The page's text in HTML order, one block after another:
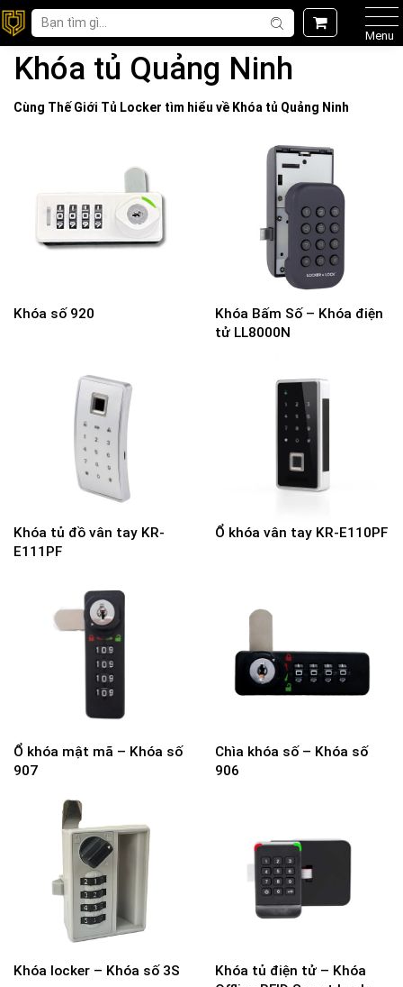
Menu
Khóa tủ Quảng Ninh
Cùng Thế Giới Tủ Locker tìm hiểu về Khóa tủ Quảng Ninh
Khóa số 920
Khóa Bấm Số – Khóa điện
tử LL8000N
Khóa tủ đồ vân tay KR-
E111PF
Ổ khóa vân tay KR-E110PF
Ổ khóa mật mã – Khóa số
907
Chìa khóa số – Khóa số
906
Khóa locker – Khóa số 3S
Khóa tủ điện tử – Khóa